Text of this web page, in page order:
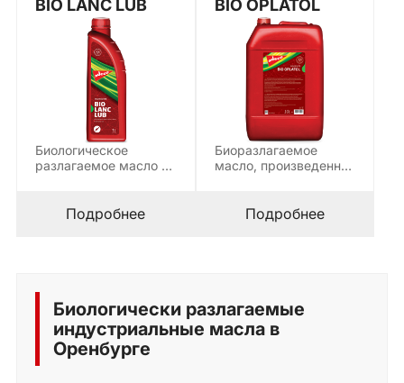
BIO LANC LUB
Биологическое
разлагаемое масло (>
Подробнее
BIO OPLATOL
Биоразлагаемое
масло, произведенное
экологически
чистых…
Подробнее
Биологически разлагаемые
индустриальные масла в
Оренбурге